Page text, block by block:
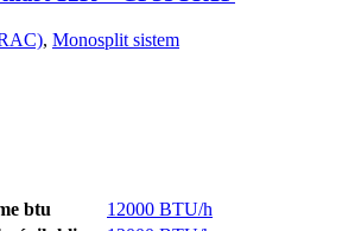
, Monosplit sistem
btu
12000 BTU/h